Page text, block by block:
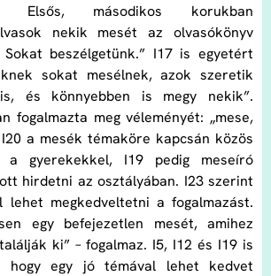
Elsős, másodikos korukban
nekik mesét az olvasókönyv
beszélgetünk.” I17 is egyetért
sokat mesélnek, azok szeretik
és könnyebben is megy nekik”.
fogalmazta meg véleményét: „mese,
a mesék témaköre kapcsán közös
gyerekekkel, I19 pedig meseíró
hirdetni az osztályában. I23 szerint
megkedveltetni a fogalmazást.
egy befejezetlen mesét, amihez
ki” – fogalmaz. I5, I12 és I19 is
hogy egy jó témával lehet kedvet